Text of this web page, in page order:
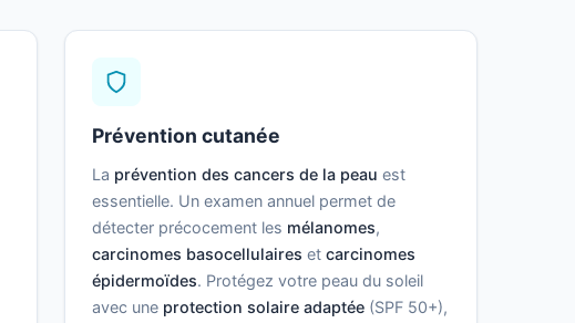
Prévention cutanée
La prévention des cancers de la peau est
essentielle. Un examen annuel permet de
détecter précocement les mélanomes,
carcinomes basocellulaires et carcinomes
épidermoïdes. Protégez votre peau du soleil
avec une protection solaire adaptée(SPF 50+),